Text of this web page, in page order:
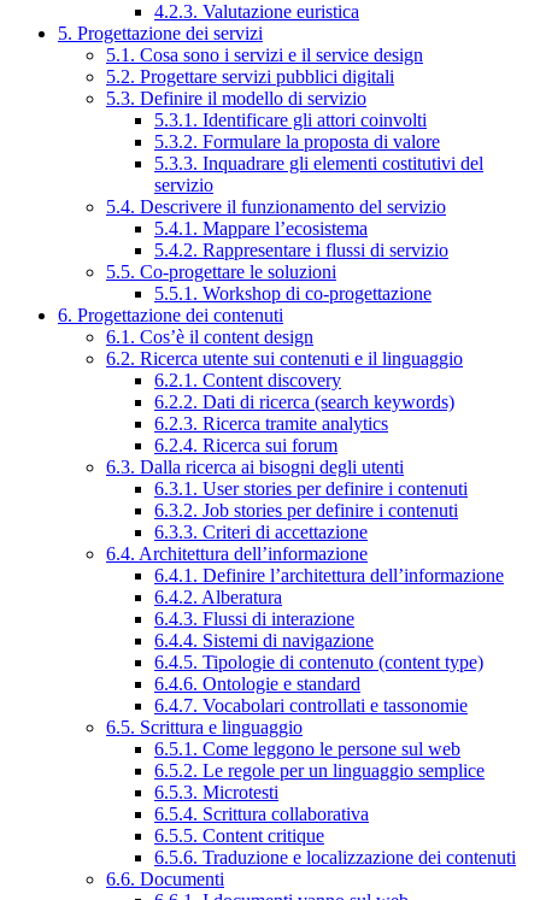
4.2.3. Valutazione euristica
5. Progettazione dei servizi
5.1. Cosa sono i servizi e il service design
5.2. Progettare servizi pubblici digitali
5.3. Definire il modello di servizio
5.3.1. Identificare gli attori coinvolti
5.3.2. Formulare la proposta di valore
5.3.3. Inquadrare gli elementi costitutivi del
servizio
5.4. Descrivere il funzionamento del servizio
5.4.1. Mappare l’ecosistema
5.4.2. Rappresentare i flussi di servizio
5.5. Co-progettare le soluzioni
5.5.1. Workshop di co-progettazione
6. Progettazione dei contenuti
6.1. Cos’è il content design
6.2. Ricerca utente sui contenuti e il linguaggio
6.2.1. Content discovery
6.2.2. Dati di ricerca (search keywords)
6.2.3. Ricerca tramite analytics
6.2.4. Ricerca sui forum
6.3. Dalla ricerca ai bisogni degli utenti
6.3.1. User stories per definire i contenuti
6.3.2. Job stories per definire i contenuti
6.3.3. Criteri di accettazione
6.4. Architettura dell’informazione
6.4.1. Definire l’architettura dell’informazione
6.4.2. Alberatura
6.4.3. Flussi di interazione
6.4.4. Sistemi di navigazione
6.4.5. Tipologie di contenuto (content type)
6.4.6. Ontologie e standard
6.4.7. Vocabolari controllati e tassonomie
6.5. Scrittura e linguaggio
6.5.1. Come leggono le persone sul web
6.5.2. Le regole per un linguaggio semplice
6.5.3. Microtesti
6.5.4. Scrittura collaborativa
6.5.5. Content critique
6.5.6. Traduzione e localizzazione dei contenuti
6.6. Documenti